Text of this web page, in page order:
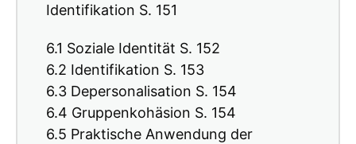
Identifikation S. 151
6.1 Soziale Identität S. 152
6.2 Identifikation S. 153
6.3 Depersonalisation S. 154
6.4 Gruppenkohäsion S. 154
6.5 Praktische Anwendung der